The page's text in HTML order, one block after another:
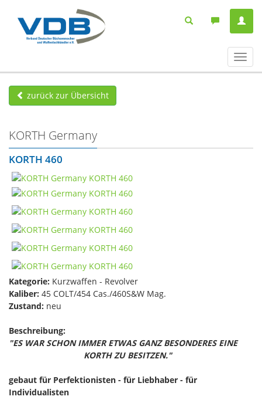
ein-/
zurück zur Übersicht
KORTH Germany
KORTH 460
Kategorie: Kurzwaffen - Revolver
Kaliber: 45 COLT/454 Cas./460S&W Mag.
Zustand: neu
Beschreibung:
"ES WAR SCHON IMMER ETWAS GANZ BESONDERES EINE
KORTH ZU BESITZEN."
gebaut für Perfektionisten - für Liebhaber - für
Individualisten